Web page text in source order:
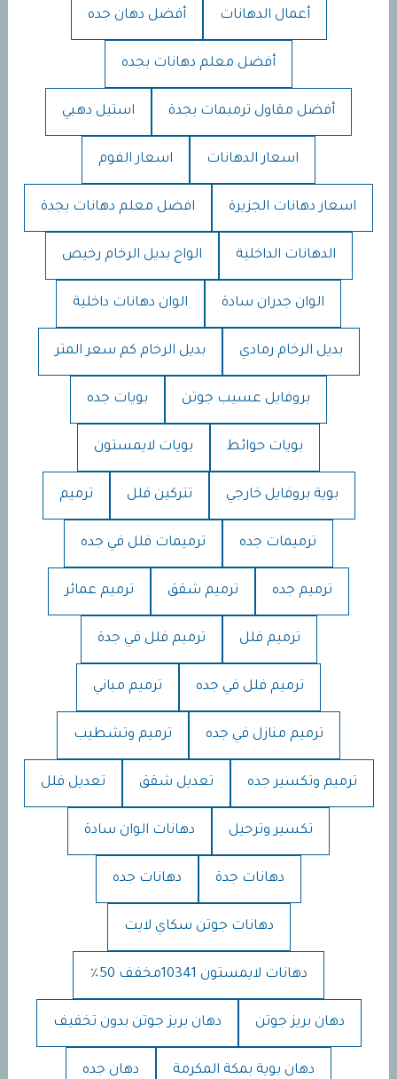
أعمال الدهانات أفضل دهان جده
أفضل معلم دهانات بجده
أفضل مقاول ترميمات بجدة استيل دهبي
اسعار الدهانات اسعار الفوم
اسعار دهانات الجزيرة افضل معلم دهانات بجدة
الدهانات الداخلية الواح بديل الرخام رخيص
الوان جدران سادة الوان دهانات داخلية
بديل الرخام رمادي بديل الرخام كم سعر المتر
بروفايل عسيب جوتن بويات جده
بويات حوائط بويات لايمستون
بوية بروفايل خارجي تتركين فلل ترميم
ترميمات جده ترميمات فلل في جده
ترميم جده ترميم شقق ترميم عمائر
ترميم فلل ترميم فلل في جدة
ترميم فلل في جده ترميم مباني
ترميم منازل في جده ترميم وتشطيب
ترميم وتكسير جده تعديل شقق تعديل فلل
تكسير وترحيل دهانات الوان سادة
دهانات جدة دهانات جده
دهانات جوتن سكاي لايت
دهانات لايمستون 10341مخفف 50٪
دهان بريز جوتن دهان بريز جوتن بدون تخفيف
دهان بوية بمكة المكرمة دهان جده